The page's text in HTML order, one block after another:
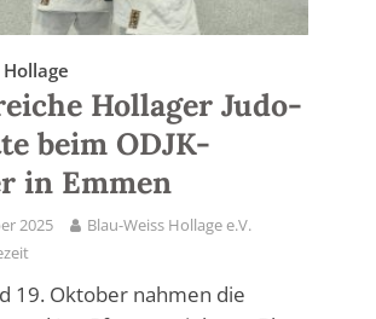
Hollager Judo-
beim ODJK-
in Emmen
2025
Blau-Weiss Hollage e.V.
19. Oktober nahmen die